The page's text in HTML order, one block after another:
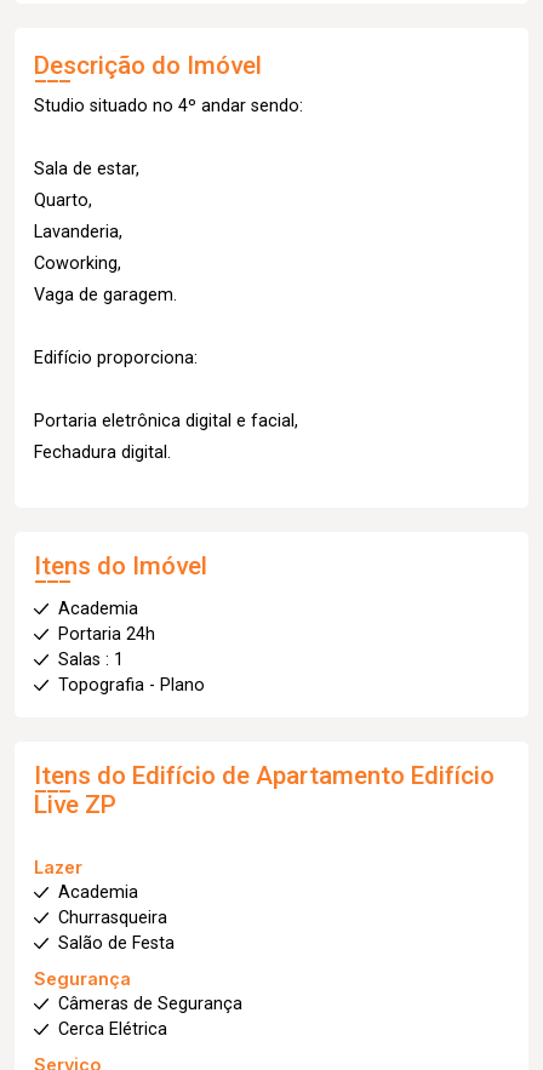
Descrição do Imóvel
Studio situado no 4º andar sendo:
Sala de estar,
Quarto,
Lavanderia,
Coworking,
Vaga de garagem.
Edifício proporciona:
Portaria eletrônica digital e facial,
Fechadura digital.
Itens do Imóvel
Academia
Portaria 24h
Salas : 1
Topografia - Plano
Itens do Edifício de Apartamento Edifício
Live ZP
Lazer
Academia
Churrasqueira
Salão de Festa
Segurança
Câmeras de Segurança
Cerca Elétrica
Serviço